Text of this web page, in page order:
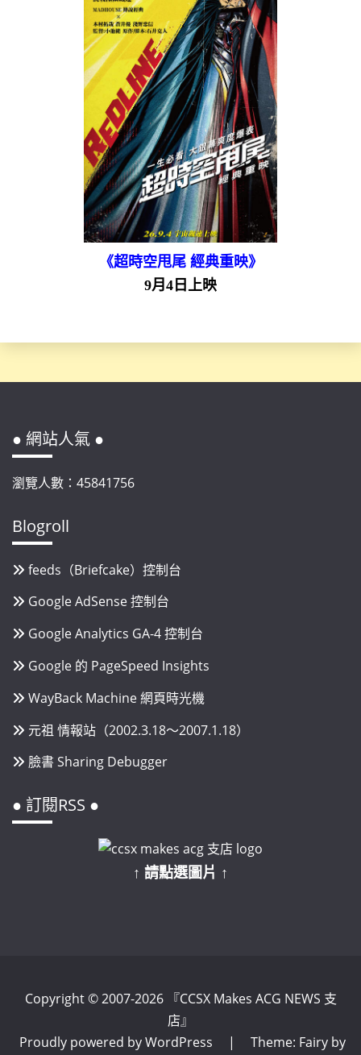
《超時空甩尾 經典重映》
9月4日上映
● 網站人氣 ●
瀏覽人數：45841756
Blogroll
feeds（Briefcake）控制台
Google AdSense 控制台
Google Analytics GA-4 控制台
Google 的 PageSpeed Insights
WayBack Machine 網頁時光機
元祖 情報站（2002.3.18～2007.1.18）
臉書 Sharing Debugger
● 訂閱RSS ●
↑ 請點選圖片 ↑
Copyright © 2007-2026 『CCSX Makes ACG NEWS 支
店』
Proudly powered by WordPress
| Theme: Fairy by